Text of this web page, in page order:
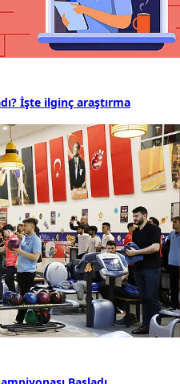
İşte ilginç araştırma